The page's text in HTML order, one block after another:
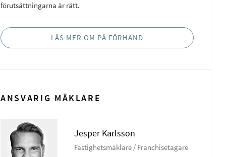
förutsättningarna är rätt.
LÄS MER OM PÅ FÖRHAND
ANSVARIG MÄKLARE
Jesper Karlsson
Fastighetsmäklare / Franchisetagare